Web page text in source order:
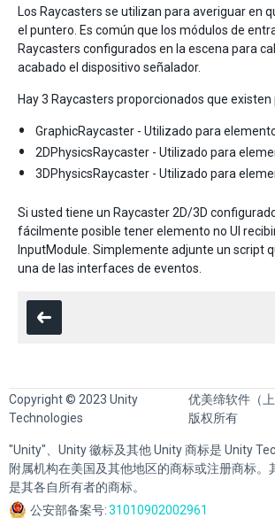
Los Raycasters se utilizan para averiguar en
el puntero. Es común que los módulos de
Raycasters configurados en la escena para
acabado el dispositivo señalador.
Hay 3 Raycasters proporcionados que
GraphicRaycaster - Utilizado para
2DPhysicsRaycaster - Utilizado para
3DPhysicsRaycaster - Utilizado para
Si usted tiene un Raycaster 2D/3D
fácilmente posible tener elemento no UI
InputModule. Simplemente adjunte un script
una de las interfaces de eventos.
Copyright © 2023 Unity
Technologies
优美缔软件（
版权所有
"Unity"、Unity 徽标及其他 Unity 商标是 Unity
附属机构在美国及其他地区的商标或注册商标。
是其各自所有者的商标。
公安部备案号:31010902002961